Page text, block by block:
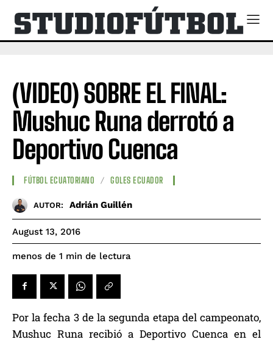
(VIDEO) SOBRE EL FINAL:
Mushuc Runa derrotó a
Deportivo Cuenca
FÚTBOL ECUATORIANO GOLES ECUADOR
AUTOR: Adrián Guillén
August 13, 2016
menos de 1 min de lectura
Por la fecha 3 de la segunda etapa del campeonato,
Mushuc Runa recibió a Deportivo Cuenca en el